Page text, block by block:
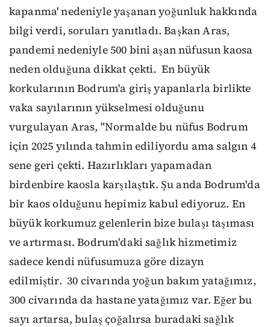
kapanma' nedeniyle yaşanan yoğunluk hakkında
bilgi verdi, soruları yanıtladı. Başkan Aras,
pandemi nedeniyle 500 bini aşan nüfusun kaosa
neden olduğuna dikkat çekti. En büyük
korkularının Bodrum'a giriş yapanlarla birlikte
vaka sayılarının yükselmesi olduğunu
vurgulayan Aras, "Normalde bu nüfus Bodrum
için 2025 yılında tahmin ediliyordu ama salgın 4
sene geri çekti. Hazırlıkları yapamadan
birdenbire kaosla karşılaştık. Şu anda Bodrum'da
bir kaos olduğunu hepimiz kabul ediyoruz. En
büyük korkumuz gelenlerin bize bulaşı taşıması
ve artırması. Bodrum'daki sağlık hizmetimiz
sadece kendi nüfusumuza göre dizayn
edilmiştir. 30 civarında yoğun bakım yatağımız,
300 civarında da hastane yatağımız var. Eğer bu
sayı artarsa, bulaş çoğalırsa buradaki sağlık